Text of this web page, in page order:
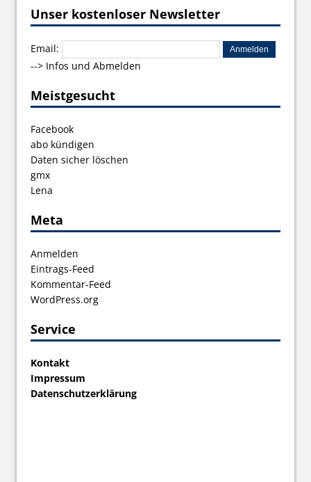
Unser kostenloser Newsletter
Email:
--> Infos und Abmelden
Meistgesucht
Facebook
abo kündigen
Daten sicher löschen
gmx
Lena
Meta
Anmelden
Eintrags-Feed
Kommentar-Feed
WordPress.org
Service
Kontakt
Impressum
Datenschutzerklärung